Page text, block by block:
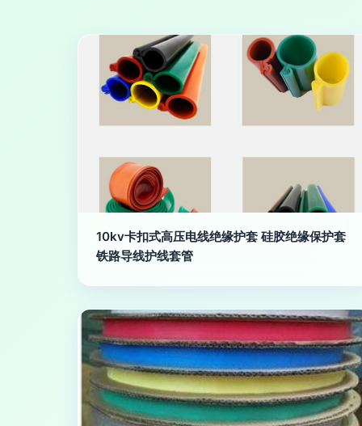
10kv卡扣式高压电线绝缘护套 硅胶绝缘保护套
铁路导线护线套管